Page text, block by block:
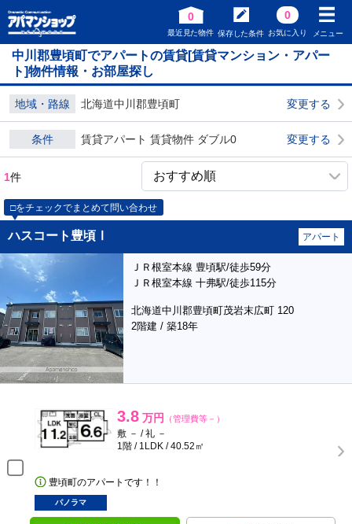
0
最近見た物件 保存した条件
0
お気に入り メニュー
中川郡豊頃町でアパートの賃貸[賃貸マンション・アパー
ト]物件情報・お部屋探し
地域・路線 北海道中川郡豊頃町 変更する
条件 賃貸アパート 賃貸物件 ダブル0 変更する
1件
□をチェックでまとめて問い合わせ
ハスコート豊頃Ⅰ アパート
ＪＲ根室本線 豊頃駅/徒歩59分
ＪＲ根室本線 十弗駅/徒歩115分
北海道中川郡豊頃町茂岩末広町 120
2階建 / 築18年
3.8 万円 （管理費等－）
敷 － / 礼 －
1階 / 1LDK / 40.52㎡
豊頃町のアパートです！！
パノラマ